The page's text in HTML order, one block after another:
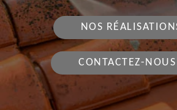
NOS
CONTACTEZ-